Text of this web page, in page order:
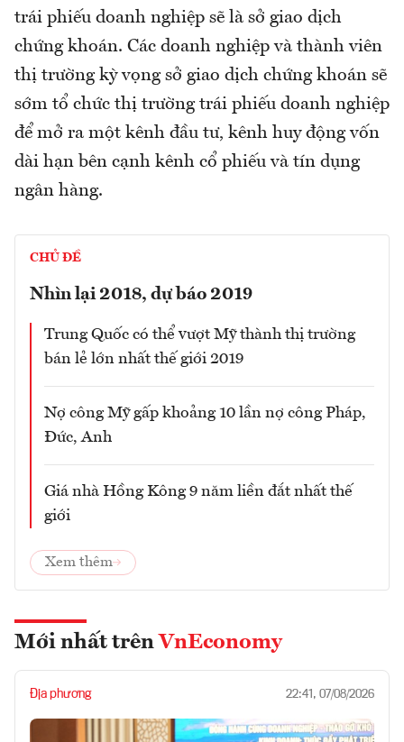
trái phiếu doanh nghiệp sẽ là sở giao dịch
chứng khoán. Các doanh nghiệp và thành viên
thị trường kỳ vọng sở giao dịch chứng khoán sẽ
sớm tổ chức thị trường trái phiếu doanh nghiệp
để mở ra một kênh đầu tư, kênh huy động vốn
dài hạn bên cạnh kênh cổ phiếu và tín dụng
ngân hàng.
CHỦ ĐỀ
Nhìn lại 2018, dự báo 2019
Trung Quốc có thể vượt Mỹ thành thị trường
bán lẻ lớn nhất thế giới 2019
Nợ công Mỹ gấp khoảng 10 lần nợ công Pháp,
Đức, Anh
Giá nhà Hồng Kông 9 năm liền đắt nhất thế
giới
Xem thêm
Mới nhất trên VnEconomy
Địa phương 22:41, 07/08/2026